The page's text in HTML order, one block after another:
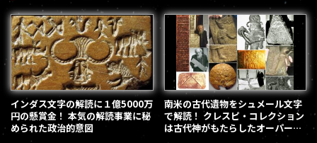
インダス文字の解読に１億5000万
円の懸賞金！ 本気の解読事業に秘
められた政治的意図
南米の古代遺物をシュメール文字
で解読！ クレスピ・コレクション
は古代神がもたらしたオーパーツ